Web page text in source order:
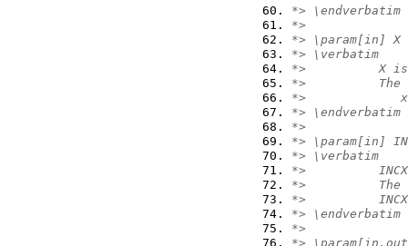
*> \endverbatim
*>
*> \param[in] X
*> \verbatim
*>          X is
*>          The
*>             x(
*> \endverbatim
*>
*> \param[in]
*> \verbatim
*>          INCX
*>          The
*>
*> \endverbatim
*>
*> \param[in,out]